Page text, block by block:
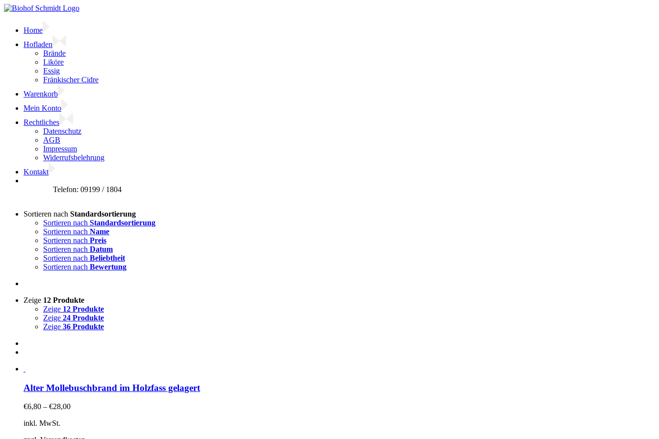
Zum
Home
Hofladen
Brände
Liköre
Essig
Fränkischer Cidre
Warenkorb
Mein Konto
Rechtliches
Datenschutz
AGB
Impressum
Widerrufsbelehrung
Kontakt
Sortieren nach Standardsortierung
Sortieren nach Standardsortierung
Sortieren nach Name
Sortieren nach Preis
Sortieren nach Datum
Sortieren nach Beliebtheit
Sortieren nach Bewertung
Zeige 12 Produkte
Zeige 12 Produkte
Zeige 24 Produkte
Zeige 36 Produkte
Alter Mollebuschbrand im Holzfass gelagert
€6,80 – €28,00
inkl. MwSt.